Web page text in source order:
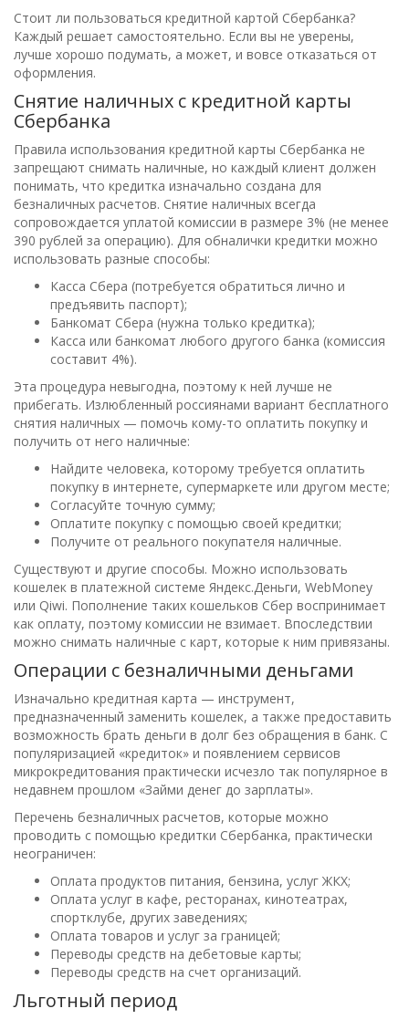
Стоит ли пользоваться кредитной картой Сбербанка?
Каждый решает самостоятельно. Если вы не уверены,
лучше хорошо подумать, а может, и вовсе отказаться от
оформления.
Снятие наличных с кредитной карты
Сбербанка
Правила использования кредитной карты Сбербанка не
запрещают снимать наличные, но каждый клиент должен
понимать, что кредитка изначально создана для
безналичных расчетов. Снятие наличных всегда
сопровождается уплатой комиссии в размере 3% (не менее
390 рублей за операцию). Для обналички кредитки можно
использовать разные способы:
Касса Сбера (потребуется обратиться лично и
предъявить паспорт);
Банкомат Сбера (нужна только кредитка);
Касса или банкомат любого другого банка (комиссия
составит 4%).
Эта процедура невыгодна, поэтому к ней лучше не
прибегать. Излюбленный россиянами вариант бесплатного
снятия наличных — помочь кому-то оплатить покупку и
получить от него наличные:
Найдите человека, которому требуется оплатить
покупку в интернете, супермаркете или другом месте;
Согласуйте точную сумму;
Оплатите покупку с помощью своей кредитки;
Получите от реального покупателя наличные.
Существуют и другие способы. Можно использовать
кошелек в платежной системе Яндекс.Деньги, WebMoney
или Qiwi. Пополнение таких кошельков Сбер воспринимает
как оплату, поэтому комиссии не взимает. Впоследствии
можно снимать наличные с карт, которые к ним привязаны.
Операции с безналичными деньгами
Изначально кредитная карта — инструмент,
предназначенный заменить кошелек, а также предоставить
возможность брать деньги в долг без обращения в банк. С
популяризацией «кредиток» и появлением сервисов
микрокредитования практически исчезло так популярное в
недавнем прошлом «Займи денег до зарплаты».
Перечень безналичных расчетов, которые можно
проводить с помощью кредитки Сбербанка, практически
неограничен:
Оплата продуктов питания, бензина, услуг ЖКХ;
Оплата услуг в кафе, ресторанах, кинотеатрах,
спортклубе, других заведениях;
Оплата товаров и услуг за границей;
Переводы средств на дебетовые карты;
Переводы средств на счет организаций.
Льготный период